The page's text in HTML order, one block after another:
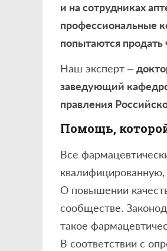
и на сотрудниках
профессиональные
попытаются
Наш эксперт –
заведующий
правления
Помощь,
Все
О повышении
сообществе.
такое
В соответствии с